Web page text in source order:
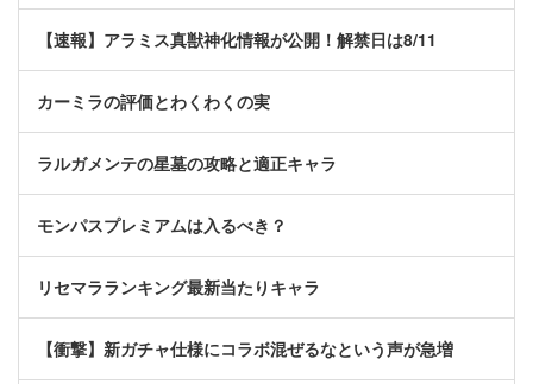
【速報】アラミス真獣神化情報が公開！解禁日は8/11
カーミラの評価とわくわくの実
ラルガメンテの星墓の攻略と適正キャラ
モンパスプレミアムは入るべき？
リセマラランキング最新当たりキャラ
【衝撃】新ガチャ仕様にコラボ混ぜるなという声が急増